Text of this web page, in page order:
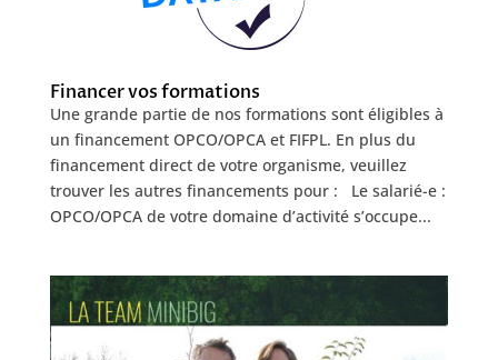
Financer vos formations
Une grande partie de nos formations sont éligibles à
un financement OPCO/OPCA et FIFPL. En plus du
financement direct de votre organisme, veuillez
trouver les autres financements pour : Le salarié-e :
OPCO/OPCA de votre domaine d’activité s’occupe...